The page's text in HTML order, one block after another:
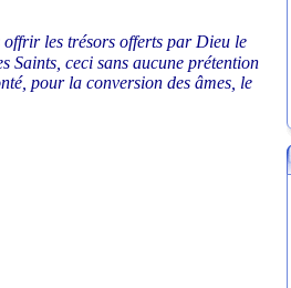
offrir les trésors offerts par Dieu le
Saints, ceci sans aucune prétention
pour la conversion des âmes, le